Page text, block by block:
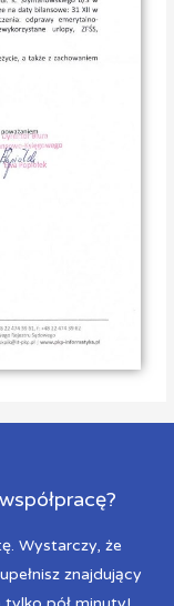
Wystarczy, że
znajdujący